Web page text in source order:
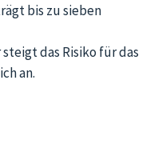
bis zu sieben
steigt das Risiko für das
an.